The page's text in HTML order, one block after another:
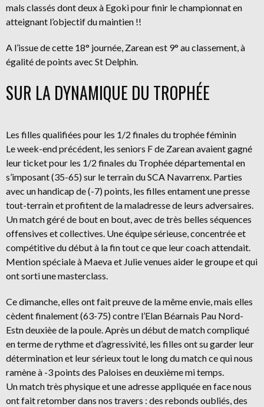
mals classés dont deux à Egoki pour finir le championnat en
atteignant l’objectif du maintien !!
A l’issue de cette 18° journée, Zarean est 9° au classement, à
égalité de points avec St Delphin.
SUR LA DYNAMIQUE DU TROPHÉE
Les filles qualifiées pour les 1/2 finales du trophée féminin
Le week-end précédent, les seniors F de Zarean avaient gagné
leur ticket pour les 1/2 finales du Trophée départemental en
s’imposant (35-65) sur le terrain du SCA Navarrenx. Parties
avec un handicap de (-7) points, les filles entament une presse
tout-terrain et profitent de la maladresse de leurs adversaires.
Un match géré de bout en bout, avec de très belles séquences
offensives et collectives. Une équipe sérieuse, concentrée et
compétitive du début à la fin tout ce que leur coach attendait.
Mention spéciale à Maeva et Julie venues aider le groupe et qui
ont sorti une masterclass.
Ce dimanche, elles ont fait preuve de la même envie, mais elles
cèdent finalement (63-75) contre l’Elan Béarnais Pau Nord-
Estn deuxièe de la poule. Après un début de match compliqué
en terme de rythme et d’agressivité, les filles ont su garder leur
détermination et leur sérieux tout le long du match ce qui nous
ramène à -3 points des Paloises en deuxième mi temps.
Un match très physique et une adresse appliquée en face nous
ont fait retomber dans nos travers : des rebonds oubliés, des